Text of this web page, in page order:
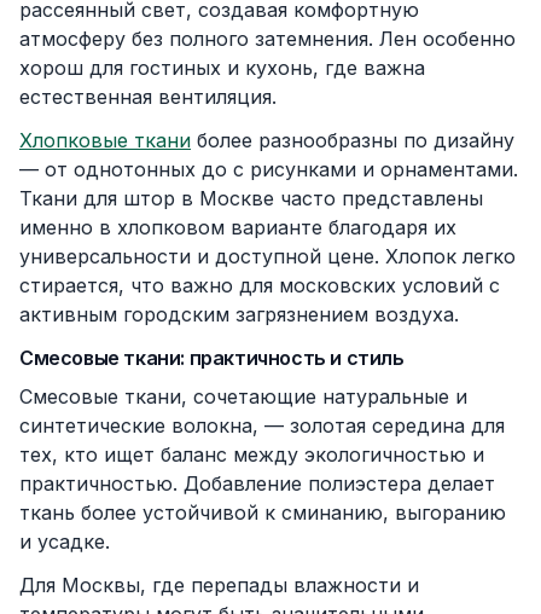
рассеянный свет, создавая комфортную
атмосферу без полного затемнения. Лен особенно
хорош для гостиных и кухонь, где важна
естественная вентиляция.
Хлопковые ткани более разнообразны по дизайну
— от однотонных до с рисунками и орнаментами.
Ткани для штор в Москве часто представлены
именно в хлопковом варианте благодаря их
универсальности и доступной цене. Хлопок легко
стирается, что важно для московских условий с
активным городским загрязнением воздуха.
Смесовые ткани: практичность и стиль
Смесовые ткани, сочетающие натуральные и
синтетические волокна, — золотая середина для
тех, кто ищет баланс между экологичностью и
практичностью. Добавление полиэстера делает
ткань более устойчивой к сминанию, выгоранию
и усадке.
Для Москвы, где перепады влажности и